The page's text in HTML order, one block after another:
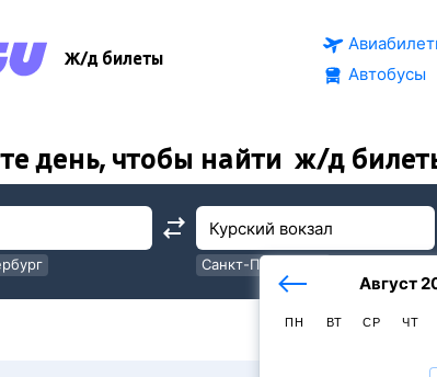
Ж/д билеты
Автобусы
день, чтобы найти ж/д
Санкт-Петербург
Август
ПН ВТ СР ЧТ